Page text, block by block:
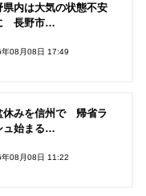
県内は大気の状態不安
長野市…
08月08日 17:49
休みを信州で 帰省ラ
ュ始まる…
08月08日 11:22